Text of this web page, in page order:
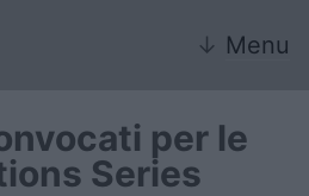
↓ Menu
per le
Series